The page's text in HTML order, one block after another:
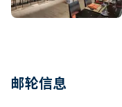
邮轮信息